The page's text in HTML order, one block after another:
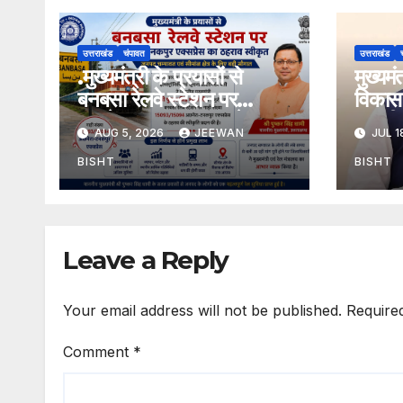
उत्तराखंड चंपावत
.मुख्यमंत्री के प्रयासों से
बनबसा रेलवे स्टेशन पर
अछनेरा-टनकपुर एक्सप्रेस का
ठहराव हुआ स्वीकृत
AUG 5, 2026 JEEWAN
BISHT
उत्तराखंड
मार्ग
JUL
BISHT
Leave a Reply
Your email address will not be published.
Comment *